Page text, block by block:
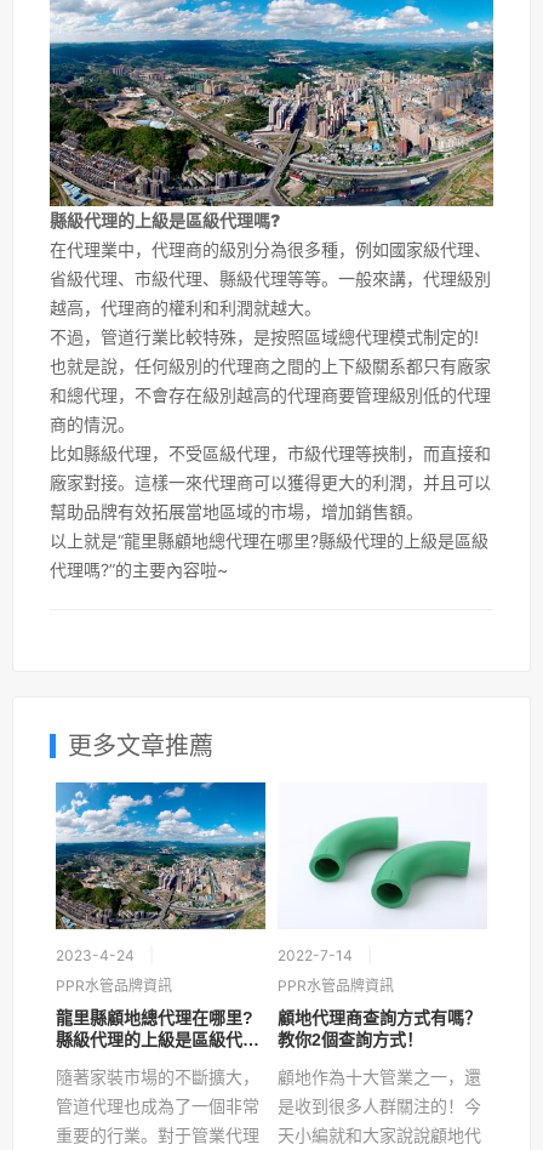
縣級代理的上級是區級代理嗎?
在代理業中，代理商的級別分為很多種，例如國家級代理、
省級代理、市級代理、縣級代理等等。一般來講，代理級別
越高，代理商的權利和利潤就越大。
不過，管道行業比較特殊，是按照區域總代理模式制定的!
也就是說，任何級別的代理商之間的上下級關系都只有廠家
和總代理，不會存在級別越高的代理商要管理級別低的代理
商的情況。
比如縣級代理，不受區級代理，市級代理等挾制，而直接和
廠家對接。這樣一來代理商可以獲得更大的利潤，并且可以
幫助品牌有效拓展當地區域的市場，增加銷售額。
以上就是“龍里縣顧地總代理在哪里?縣級代理的上級是區級
代理嗎?”的主要內容啦~
更多文章推薦
2023-4-24
PPR水管品牌資訊
龍里縣顧地總代理在哪里?
縣級代理的上級是區級代理
隨著家裝市場的不斷擴大，
管道代理也成為了一個非常
重要的行業。對于管業代理
2022-7-14
PPR水管品牌資訊
顧地代理商查詢方式有嗎？
教你2個查詢方式！
顧地作為十大管業之一，還
是收到很多人群關注的！今
天小編就和大家說說顧地代